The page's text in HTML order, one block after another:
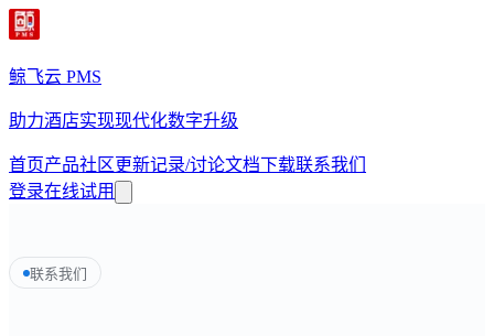
鲸飞云 PMS
助力酒店实现现代化数字升级
首页产品社区更新记录/讨论文档下载联系我们
登录在线试用
联系我们